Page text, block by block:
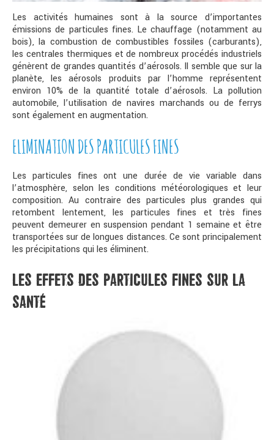
Les activités humaines sont à la source d’importantes
émissions de particules fines. Le chauffage (notamment au
bois), la combustion de combustibles fossiles (carburants),
les centrales thermiques et de nombreux procédés industriels
génèrent de grandes quantités d’aérosols. Il semble que sur la
planète, les aérosols produits par l’homme représentent
environ 10% de la quantité totale d’aérosols. La pollution
automobile, l’utilisation de navires marchands ou de ferrys
sont également en augmentation.
ELIMINATION DES PARTICULES FINES
Les particules fines ont une durée de vie variable dans
l’atmosphère, selon les conditions météorologiques et leur
composition. Au contraire des particules plus grandes qui
retombent lentement, les particules fines et très fines
peuvent demeurer en suspension pendant 1 semaine et être
transportées sur de longues distances. Ce sont principalement
les précipitations qui les éliminent.
LES EFFETS DES PARTICULES FINES SUR LA
SANTÉ